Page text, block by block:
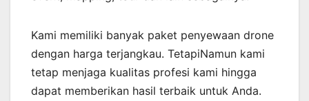
Kami memiliki banyak paket penyewaan drone
dengan harga terjangkau. TetapiNamun kami
tetap menjaga kualitas profesi kami hingga
dapat memberikan hasil terbaik untuk Anda.